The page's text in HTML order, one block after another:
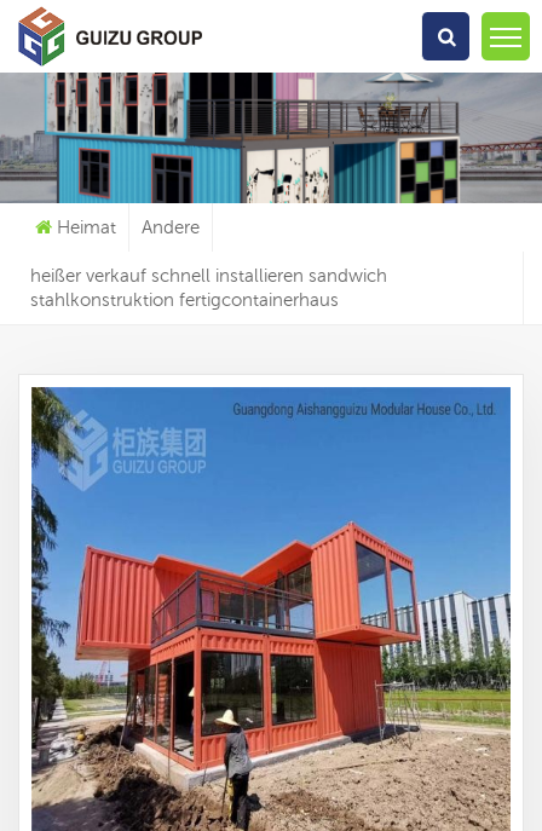
Wonach Suchst Du?
Heimat Andere
heißer verkauf schnell installieren sandwich
stahlkonstruktion fertigcontainerhaus